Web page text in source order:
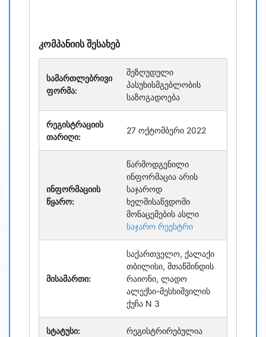
კომპანიის შესახებ
სამართლებრივი
ფორმა:
შეზღუდული
პასუხისმგებლობის
საზოგადოება
რეგისტრაციის
თარიღი:
27 ოქტომბერი 2022
ინფორმაციის
წყარო:
წარმოდგენილი
ინფორმაცია არის
საჯაროდ
ხელმისაწვდომი
მონაცემების ასლი
საჯარო რეესტრი
მისამართი:
საქართველო, ქალაქი
თბილისი, მთაწმინდის
რაიონი, ლადო
ალექსი-მესხიშვილის
ქუჩა N 3
სტატუსი: რეგისტრირებულია